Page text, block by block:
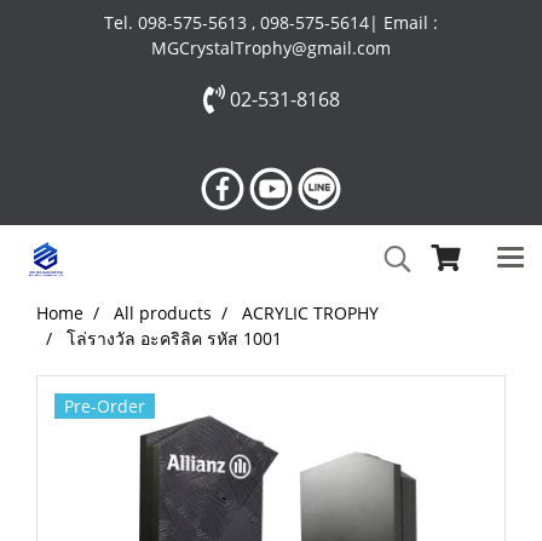
Tel. 098-575-5613 , 098-575-5614| Email :
MGCrystalTrophy@gmail.com
02-531-8168
Home All products
ACRYLIC TROPHY
โล่รางวัล อะคริลิค รหัส 1001
Pre-Order